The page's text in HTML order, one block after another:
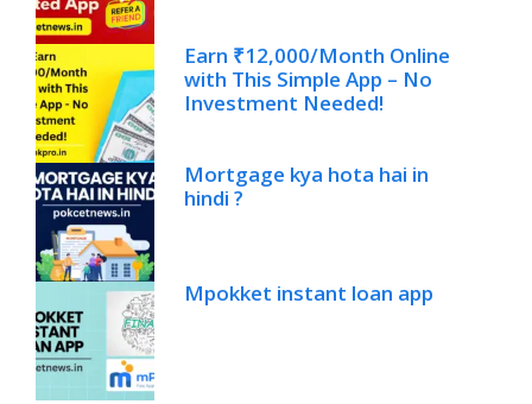
Earn ₹12,000/Month Online
with This Simple App – No
Investment Needed!
Mortgage kya hota hai in
hindi ?
Mpokket instant loan app